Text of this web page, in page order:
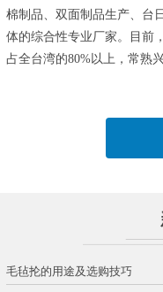
棉制品、双面制品生产、台
体的综合性专业厂家。目前
占全台湾的80%以上，常熟
毛毡抡的用途及选购技巧